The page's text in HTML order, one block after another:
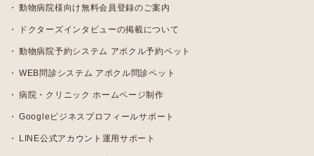
動物病院様向け無料会員登録のご案内
ドクターズインタビューの掲載について
動物病院予約システム アポクル予約ペット
WEB問診システム アポクル問診ペット
病院・クリニック ホームページ制作
Googleビジネスプロフィールサポート
LINE公式アカウント運用サポート